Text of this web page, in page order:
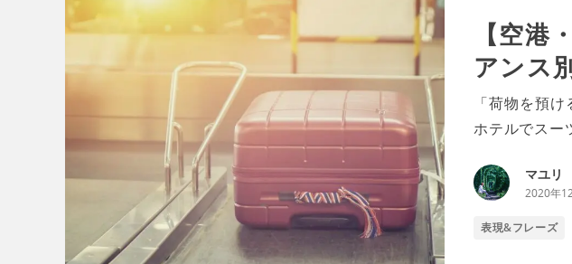
【空
アンス
「荷物を預
ホテルでスー
マユリ
2020年
表現&フレーズ